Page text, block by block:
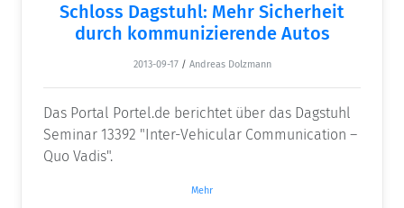
Schloss Dagstuhl: Mehr Sicherheit
durch kommunizierende Autos
2013-09-17 / Andreas Dolzmann
Das Portal Portel.de berichtet über das Dagstuhl
Seminar 13392 "Inter-Vehicular Communication –
Quo Vadis".
Mehr